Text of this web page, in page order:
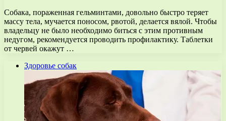
Собака, пораженная гельминтами, довольно быстро теряет
массу тела, мучается поносом, рвотой, делается вялой. Чтобы
владельцу не было необходимо биться с этим противным
недугом, рекомендуется проводить профилактику. Таблетки
от червей окажут …
Здоровье собак